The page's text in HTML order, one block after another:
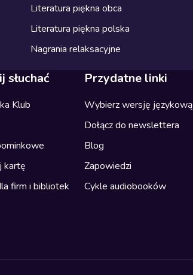
Literatura piękna obca
Literatura piękna polska
Nagrania relaksacyjne
słuchać
Klub
kartę
firm i bibliotek
Przydatne linki
Wybierz wersję językową
Dołącz do newslettera
Blog
Zapowiedzi
Cykle audiobooków